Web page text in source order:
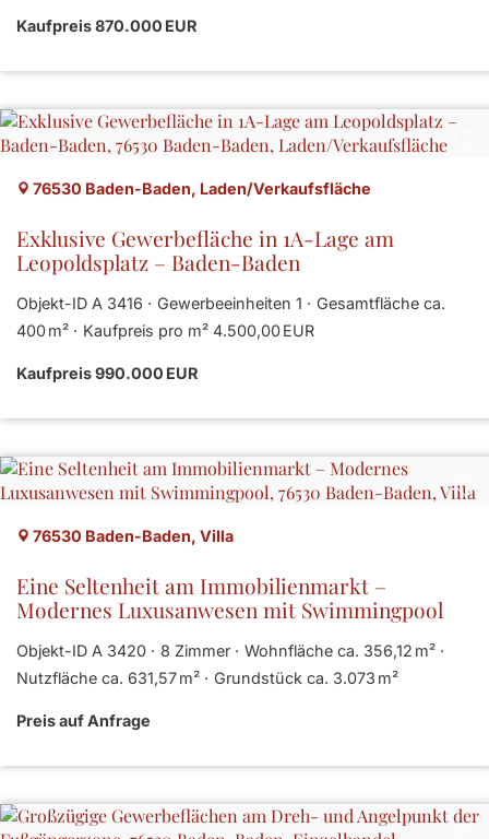
Kaufpreis 870.000 EUR
76530 Baden-Baden, Laden/Verkaufsfläche
Exklusive Gewerbefläche in 1A-Lage am
Leopoldsplatz – Baden-Baden
Objekt-ID A 3416 Gewerbeeinheiten 1
Gesamtfläche ca.
400 m²
Kaufpreis pro m² 4.500,00 EUR
Kaufpreis 990.000 EUR
76530 Baden-Baden, Villa
Eine Seltenheit am Immobilienmarkt –
Modernes Luxusanwesen mit Swimmingpool
Objekt-ID A 3420 8 Zimmer
Wohnfläche ca. 356,12 m²
Nutzfläche ca. 631,57 m²
Grund­stück ca. 3.073 m²
Preis auf Anfrage